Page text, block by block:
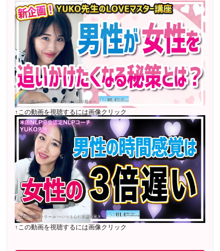
2022年7月〜12月 グループセッション開始 限定10名
様 随時満席
2022年4月 米国NLP協会認定NLPコーチ及び日本NLP能
力開発協会認定NLPコーチ資格取得
↑この動画を視聴するには画像クリック
↑この動画を視聴するには画像クリック